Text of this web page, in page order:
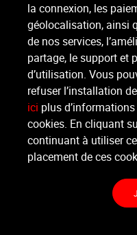
Le RPM XL™ est le programme
attentes. Avec des sessions
immersifs, vous pédalez au
Lire la suite
Organisateur
ESPACE VITAL
Moniteur
ESPACE VITAL
la connexion, les
géolocalisation, ainsi
de nos services,
partage, le support et
d’utilisation. Vous
refuser l’installation
ici plus
cookies. En cliquant
continuant à utiliser
placement de ces